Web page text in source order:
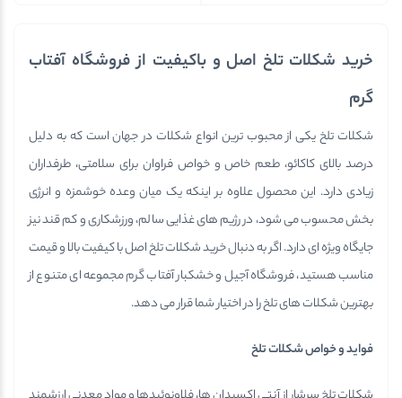
خرید شکلات تلخ اصل و باکیفیت از فروشگاه آفتاب
گرم
شکلات تلخ یکی از محبوب ترین انواع شکلات در جهان است که به دلیل
درصد بالای کاکائو، طعم خاص و خواص فراوان برای سلامتی، طرفداران
زیادی دارد. این محصول علاوه بر اینکه یک میان وعده خوشمزه و انرژی
بخش محسوب می شود، در رژیم های غذایی سالم، ورزشکاری و کم قند نیز
جایگاه ویژه ای دارد. اگر به دنبال خرید شکلات تلخ اصل با کیفیت بالا و قیمت
مناسب هستید، فروشگاه آجیل و خشکبار آفتاب گرم مجموعه ای متنوع از
بهترین شکلات های تلخ را در اختیار شما قرار می دهد.
فواید و خواص شکلات تلخ